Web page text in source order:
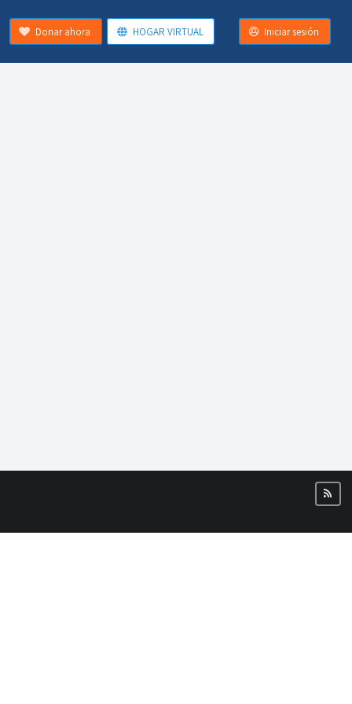
Donar ahora HOGAR VIRTUAL Iniciar sesión